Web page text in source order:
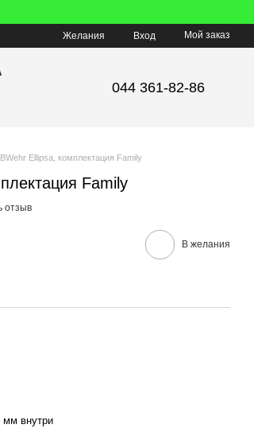
Желания Вход Мой заказ
044 361-82-86
Ellipsa, комплектация Fаmily
Fаmily
отзыв
В желания
мм внутри